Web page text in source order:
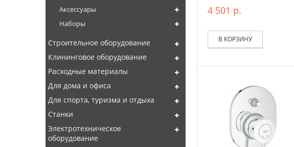
Аксессуары
Наборы
Строительное оборудование
Клининговое оборудование
Расходные материалы
Для дома и офиса
Для спорта, туризма и отдыха
Станки
Электротехническое
оборудование
4 501 р.
В КОРЗИНУ